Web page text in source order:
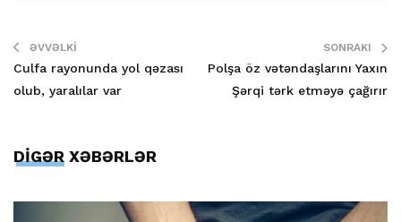
ƏVVƏLKI
Culfa rayonunda yol qəzası
olub, yaralılar var
SONRAKI
Polşa öz vətəndaşlarını Yaxın
Şərqi tərk etməyə çağırır
DİGƏR XƏBƏRLƏR